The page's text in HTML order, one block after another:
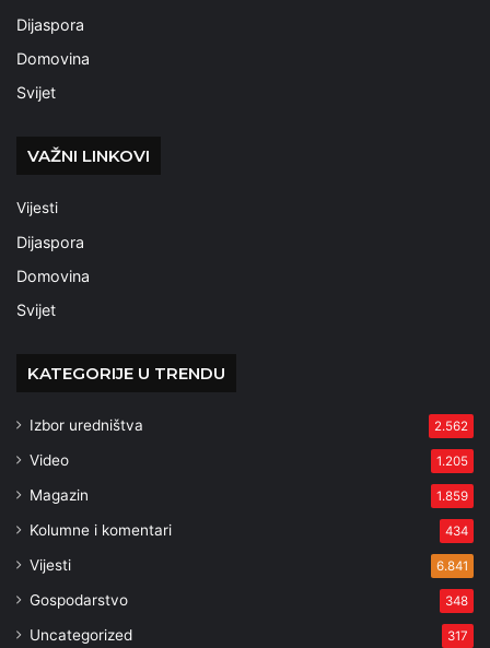
Dijaspora
Domovina
Svijet
VAŽNI LINKOVI
Vijesti
Dijaspora
Domovina
Svijet
KATEGORIJE U TRENDU
Izbor uredništva 2.562
Video 1.205
Magazin 1.859
Kolumne i komentari 434
Vijesti 6.841
Gospodarstvo 348
Uncategorized 317